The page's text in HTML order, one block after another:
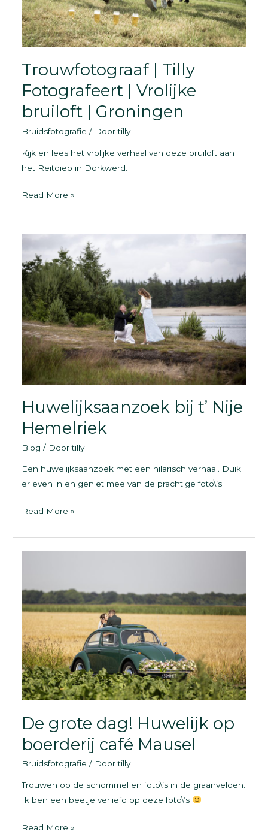
Trouwfotograaf | Tilly
Fotografeert | Vrolijke
bruiloft | Groningen
Bruidsfotografie / Doortilly
Kijk en lees het vrolijke verhaal van deze bruiloft aan
het Reitdiep in Dorkwerd.
Trouwfotograaf
Tilly
Vrolijke
bruiloft
|
Groningen
Read More »
Huwelijksaanzoek bij t’ Nije
Hemelriek
Blog / Doortilly
Een huwelijksaanzoek met een hilarisch verhaal. Duik
er even in en geniet mee van de prachtige foto\’s
Huwelijksaanzoek
t’
Read More »
De grote dag! Huwelijk op
boerderij café Mausel
Bruidsfotografie / Doortilly
Trouwen op de schommel en foto\’s in de graanvelden.
Ik ben een beetje verliefd op deze foto\’s
De
Read More »